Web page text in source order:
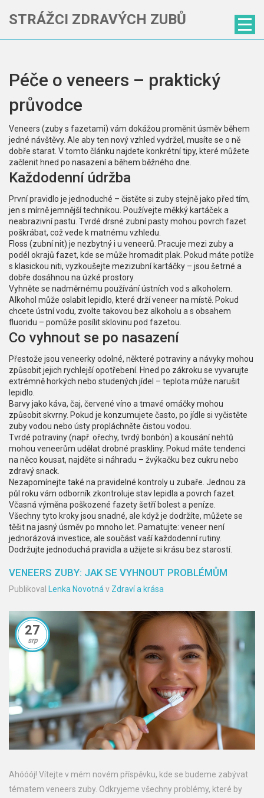
STRÁŽCI ZDRAVÝCH ZUBŮ
Péče o veneers – praktický
průvodce
Veneers (zuby s fazetami) vám dokážou proměnit úsměv během
jedné návštěvy. Ale aby ten nový vzhled vydržel, musíte se o ně
dobře starat. V tomto článku najdete konkrétní tipy, které můžete
začlenit hned po nasazení a během běžného dne.
Každodenní údržba
První pravidlo je jednoduché – čistěte si zuby stejně jako před tím,
jen s mírně jemnější technikou. Používejte měkký kartáček a
neabrazivní pastu. Tvrdé drsné zubní pasty mohou povrch fazet
poškrábat, což vede k matnému vzhledu.
Floss (zubní nit) je nezbytný i u veneerů. Pracuje mezi zuby a
podél okrajů fazet, kde se může hromadit plak. Pokud máte potíže
s klasickou niti, vyzkoušejte mezizubní kartáčky – jsou šetrné a
dobře dosáhnou na úzké prostory.
Vyhněte se nadměrnému používání ústních vod s alkoholem.
Alkohol může oslabit lepidlo, které drží veneer na místě. Pokud
chcete ústní vodu, zvolte takovou bez alkoholu a s obsahem
fluoridu – pomůže posílit sklovinu pod fazetou.
Co vyhnout se po nasazení
Přestože jsou veneerky odolné, některé potraviny a návyky mohou
způsobit jejich rychlejší opotřebení. Hned po zákroku se vyvarujte
extrémně horkých nebo studených jídel – teplota může narušit
lepidlo.
Barvy jako káva, čaj, červené víno a tmavé omáčky mohou
způsobit skvrny. Pokud je konzumujete často, po jídle si vyčistěte
zuby vodou nebo ústy propláchněte čistou vodou.
Tvrdé potraviny (např. ořechy, tvrdý bonbón) a kousání nehtů
mohou veneerům udělat drobné praskliny. Pokud máte tendenci
na něco kousat, najděte si náhradu – žvýkačku bez cukru nebo
zdravý snack.
Nezapomínejte také na pravidelné kontroly u zubaře. Jednou za
půl roku vám odborník zkontroluje stav lepidla a povrch fazet.
Včasná výměna poškozené fazety šetří bolest a peníze.
Všechny tyto kroky jsou snadné, ale když je dodržíte, můžete se
těšit na jasný úsměv po mnoho let. Pamatujte: veneer není
jednorázová investice, ale součást vaší každodenní rutiny.
Dodržujte jednoduchá pravidla a užijete si krásu bez starostí.
VENEERS ZUBY: JAK SE VYHNOUT PROBLÉMŮM
Publikoval Lenka Novotná v Zdraví a krása
27
srp
Ahóóój! Vítejte v mém novém příspěvku, kde se budeme zabývat
tématem veneers zuby. Odkryjeme všechny problémy, které by